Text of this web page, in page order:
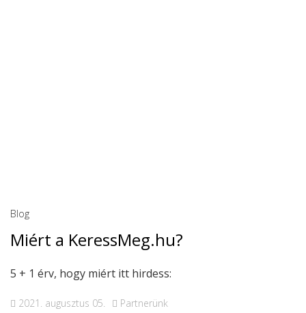
Blog
Miért a KeressMeg.hu?
5 + 1 érv, hogy miért itt hirdess:
2021. augusztus 05. Partnerünk